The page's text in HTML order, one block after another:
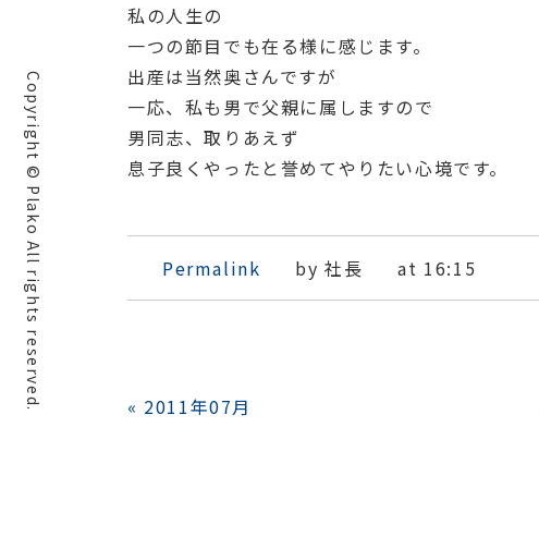
私の人生の
一つの節目でも在る様に感じます。
出産は当然奥さんですが
一応、私も男で父親に属しますので
男同志、取りあえず
息子良くやったと誉めてやりたい心境です。
Permalink by 社長 at 16:15
« 2011年07月
Copyright © Plako All rights reserved.